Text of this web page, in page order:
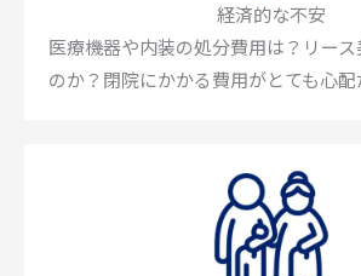
経済的な不安
医療機器や内装の処分費用は？リー
のか？閉院にかかる費用がとても心配